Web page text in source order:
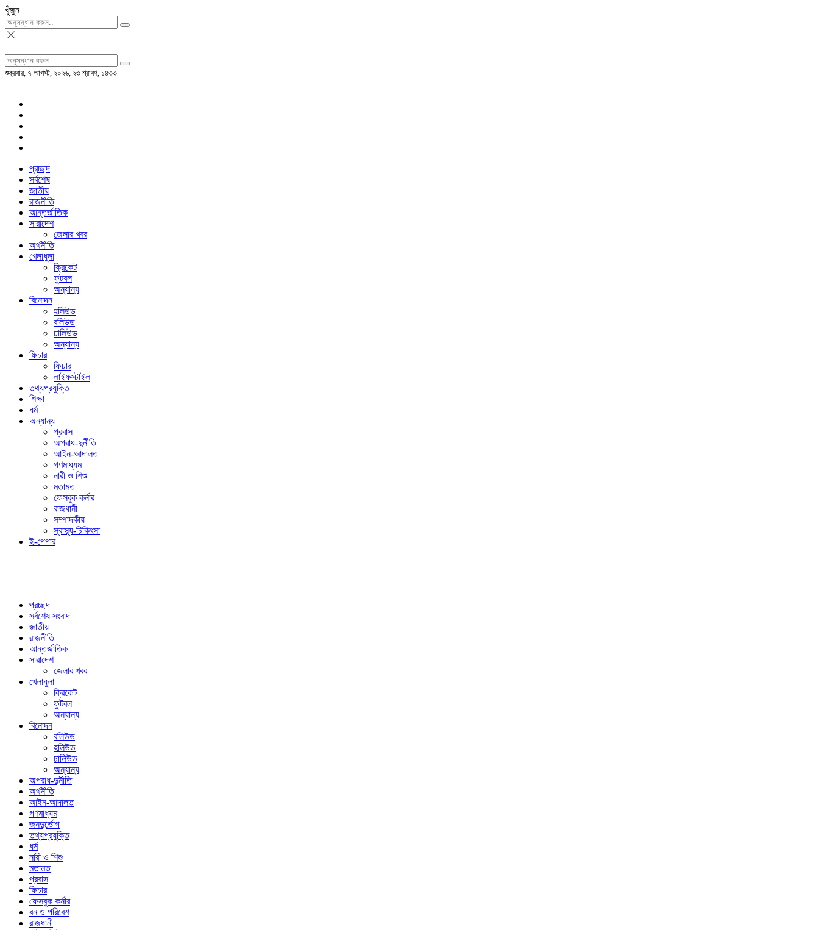
খুঁজুন
শুক্রবার, ৭ আগস্ট, ২০২৬, ২৩ শ্রাবণ, ১৪৩৩
প্রচ্ছদ
সর্বশেষ
জাতীয়
রাজনীতি
আন্তর্জাতিক
সারাদেশ
জেলার খবর
অর্থনীতি
খেলাধুলা
ক্রিকেট
ফুটবল
অন্যান্য
বিনোদন
হলিউড
বলিউড
ঢালিউড
অন্যান্য
ফিচার
ফিচার
লাইফস্টাইল
তথ্যপ্রযুক্তি
শিক্ষা
ধর্ম
অন্যান্য
প্রবাস
অপরাধ-দুর্নীতি
আইন-আদালত
গণমাধ্যম
নারী ও শিশু
মতামত
ফেসবুক কর্নার
রাজধানী
সম্পাদকীয়
স্বাস্থ্য-চিকিৎসা
ই-পেপার
প্রচ্ছদ
সর্বশেষ সংবাদ
জাতীয়
রাজনীতি
আন্তর্জাতিক
সারাদেশ
জেলার খবর
খেলাধুলা
ক্রিকেট
ফুটবল
অন্যান্য
বিনোদন
বলিউড
হলিউড
ঢালিউড
অন্যান্য
অপরাধ-দুর্নীতি
অর্থনীতি
আইন-আদালত
গণমাধ্যম
জনদুর্ভোগ
তথ্যপ্রযুক্তি
ধর্ম
নারী ও শিশু
মতামত
প্রবাস
ফিচার
ফেসবুক কর্নার
বন ও পরিবেশ
রাজধানী